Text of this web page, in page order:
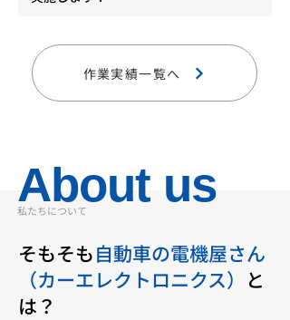
作業実績一覧へ
そもそも自動車の電機屋さん
（カーエレクトロニクス） と
は？
​私たちについて
About us